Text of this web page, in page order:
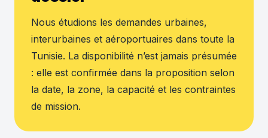
Nous étudions les demandes urbaines,
interurbaines et aéroportuaires dans toute la
Tunisie. La disponibilité n’est jamais présumée
: elle est confirmée dans la proposition selon
la date, la zone, la capacité et les contraintes
de mission.